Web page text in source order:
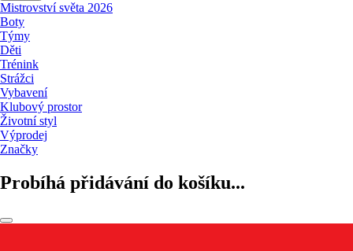
Mistrovství světa 2026
Boty
Týmy
Děti
Trénink
Strážci
Vybavení
Klubový prostor
Životní styl
Výprodej
Značky
Probíhá přidávání do košíku...